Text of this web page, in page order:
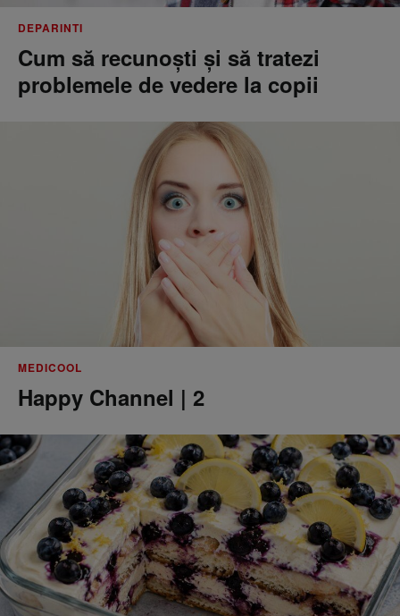
DEPARINTI
Cum să recunoști și să tratezi
problemele de vedere la copii
MEDICOOL
Happy Channel | 2